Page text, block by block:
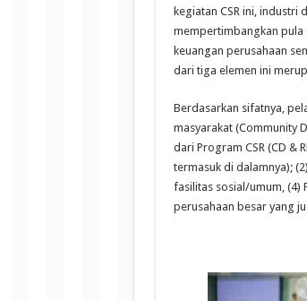
kegiatan CSR ini,
mempertimbangkan pula
keuangan perusahaan
dari tiga elemen ini
Berdasarkan sifatnya,
masyarakat (Community
dari Program CSR (CD &
termasuk di dalamnya);
fasilitas sosial/umum, (4)
perusahaan besar yang